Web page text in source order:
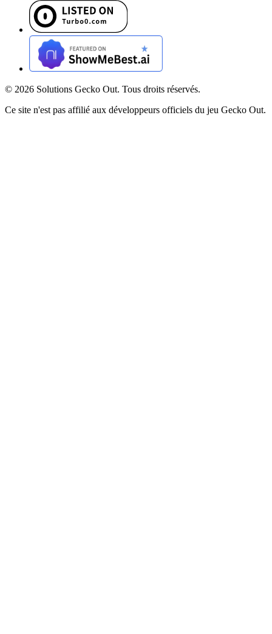
© 2026 Solutions Gecko Out. Tous droits réservés.
Ce site n'est pas affilié aux développeurs officiels du jeu Gecko Out.